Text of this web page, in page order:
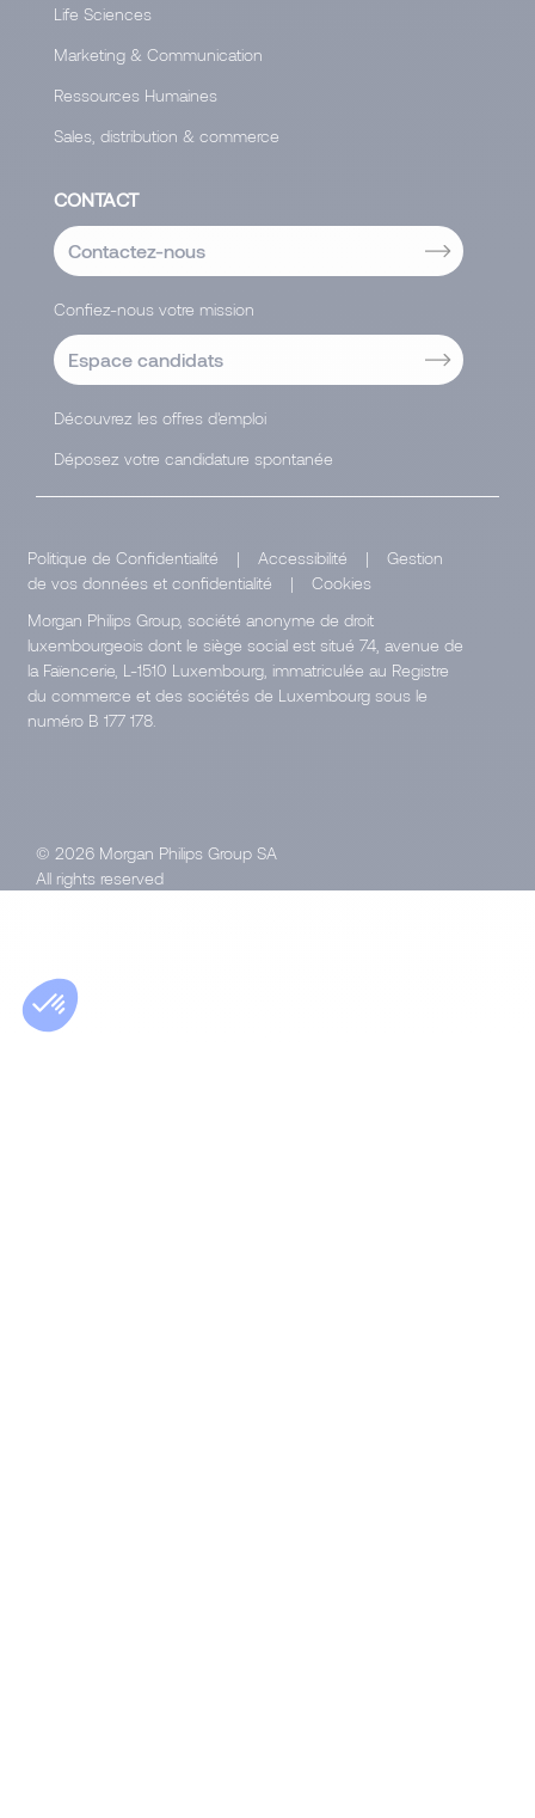
Life Sciences
Marketing & Communication
Ressources Humaines
Sales, distribution & commerce
CONTACT
Contactez-nous
Confiez-nous votre mission
Espace candidats
Découvrez les offres d'emploi
Déposez votre candidature spontanée
Politique de Confidentialité | Accessibilité |
Gestion
de vos données et confidentialité
|
Cookies
Morgan Philips Group, société anonyme de droit
luxembourgeois dont le siège social est situé 74, avenue de
la Faïencerie, L-1510 Luxembourg, immatriculée au Registre
du commerce et des sociétés de Luxembourg sous le
numéro B 177 178.
© 2026 Morgan Philips Group SA
All rights reserved